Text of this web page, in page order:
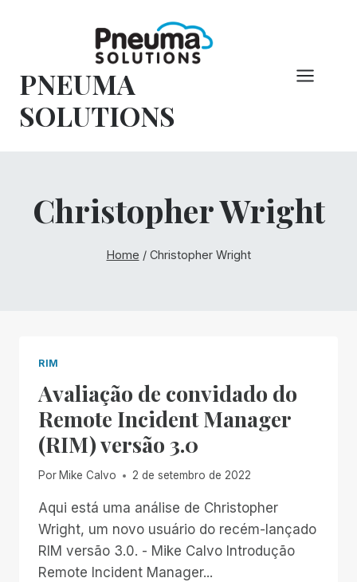
conteúdo
PNEUMA
SOLUTIONS
Christopher Wright
Home / Christopher Wright
RIM
Avaliação de convidado do
Remote Incident Manager
(RIM) versão 3.0
Por Mike Calvo 2 de setembro de 2022
Aqui está uma análise de Christopher
Wright, um novo usuário do recém-lançado
RIM versão 3.0. - Mike Calvo Introdução
Remote Incident Manager...